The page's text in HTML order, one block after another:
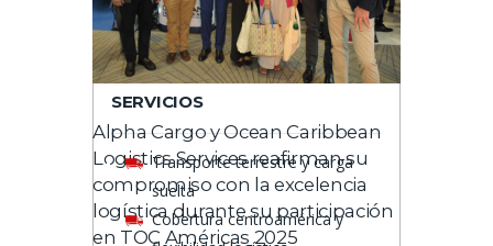
Alpha Cargo y Ocean Caribbean
Logistics Services reafirman su
compromiso con la excelencia
logística durante su participación
en TOC Américas 2025
SERVICIOS
Transporte terrestre y carga
suelta
Cobertura centroamérica y